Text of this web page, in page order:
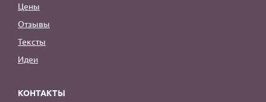
Цены
Отзывы
Тексты
Идеи
КОНТАКТЫ